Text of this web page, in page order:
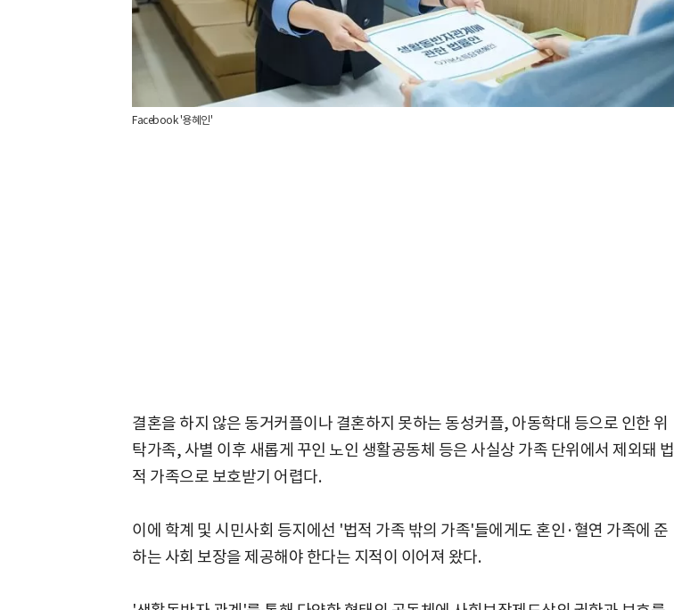
Facebook '용혜인'
결혼을 하지 않은 동거커플이나 결혼하지 못하는 동성커플, 아동학대 등으로 인한 위
탁가족, 사별 이후 새롭게 꾸인 노인 생활공동체 등은 사실상 가족 단위에서 제외돼 법
적 가족으로 보호받기 어렵다.
이에 학계 및 시민사회 등지에선 '법적 가족 밖의 가족'들에게도 혼인·혈연 가족에 준
하는 사회 보장을 제공해야 한다는 지적이 이어져 왔다.